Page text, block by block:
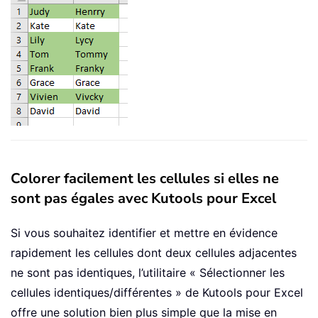
Colorer facilement les cellules si elles ne
sont pas égales avec Kutools pour Excel
Si vous souhaitez identifier et mettre en évidence
rapidement les cellules dont deux cellules adjacentes
ne sont pas identiques, l’utilitaire « Sélectionner les
cellules identiques/différentes » de Kutools pour Excel
offre une solution bien plus simple que la mise en